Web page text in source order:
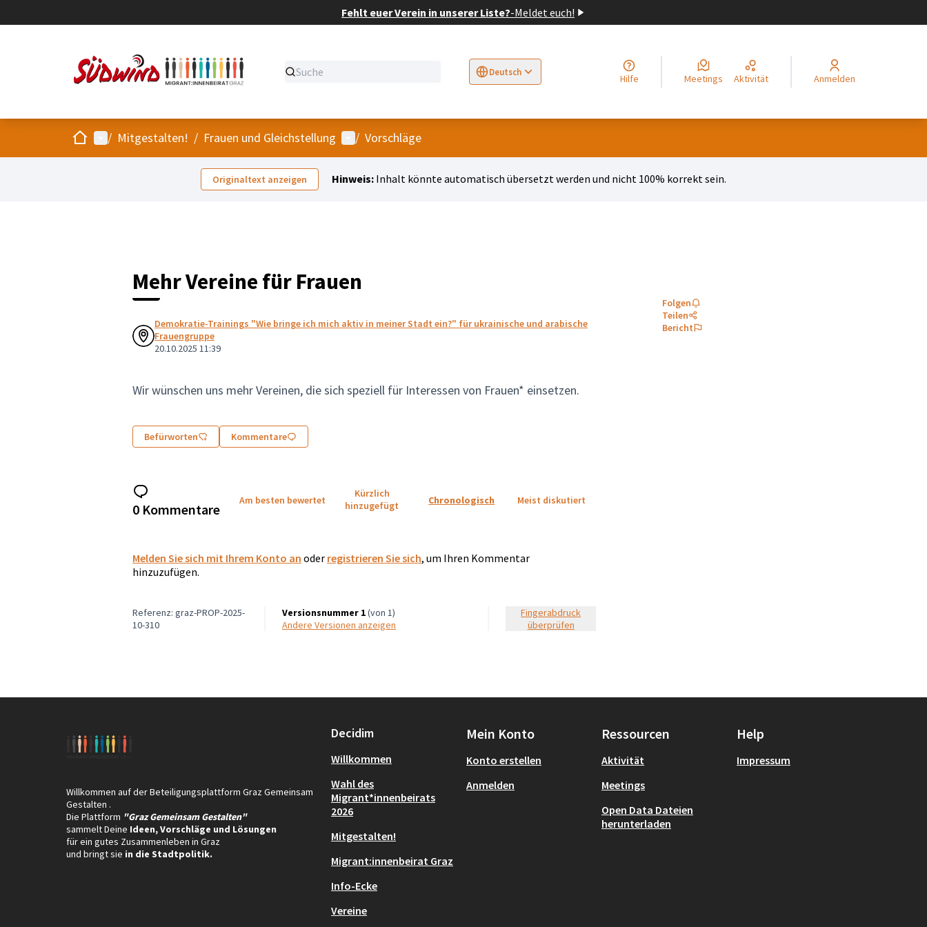
Fehlt euer Verein in unserer Liste?-Meldet euch!
Deutsch
Sprache wählen Elegir el idioma Choisir la langueAlege limba Izberi jezikOdaberite jezik
Hilfe Meetings Aktivität Anmelden
StartHauptmenü
/ Mitgestalten! / Frauen und Gleichstellung Benutzer-Menü
/ Vorschläge
Originaltext anzeigen Hinweis: Inhalt könnte automatisch übersetzt werden und nicht 100% korrekt sein.
Mehr Vereine für Frauen
Demokratie-Trainings "Wie bringe ich mich aktiv in meiner Stadt ein?" für ukrainische und arabische
Frauengruppe
20.10.2025 11:39
Wir wünschen uns mehr Vereinen, die sich speziell für Interessen von Frauen* einsetzen.
Befürworten Kommentare
Folgen
Teilen
Bericht
0 Kommentare
Am besten bewertet
Kürzlich
hinzugefügt
Chronologisch Meist diskutiert
Melden Sie sich mit Ihrem Konto an oder registrieren Sie sich, um Ihren Kommentar
hinzuzufügen.
Referenz: graz-PROP-2025-
10-310
Versionsnummer 1(von 1)
Andere Versionen anzeigen
Fingerabdruck
überprüfen
Willkommen auf der Beteiligungsplattform Graz Gemeinsam
Gestalten .
Die Plattform "Graz Gemeinsam Gestalten"
sammelt Deine Ideen, Vorschläge und Lösungen
für ein gutes Zusammenleben in Graz
und bringt sie in die Stadtpolitik.
Decidim
Willkommen
Wahl des
Migrant*innenbeirats
2026
Mitgestalten!
Migrant:innenbeirat Graz
Info-Ecke
Vereine
Mein Konto
Konto erstellen
Anmelden
Ressourcen
Aktivität
Meetings
Open Data Dateien
herunterladen
Help
Impressum